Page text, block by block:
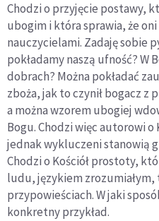
Chodzi o przyjęcie postawy,
ubogim i która sprawia, że oni
nauczycielami. Zadaję sobie
pokładamy naszą ufność? W
dobrach? Można pokładać
zboża, jak to czynił bogacz z
a można wzorem ubogiej
Bogu. Chodzi więc autorowi o
jednak wykluczeni stanowią
Chodzi o Kościół prostoty,
ludu, językiem zrozumiałym,
przypowieściach. W jaki
konkretny przykład.